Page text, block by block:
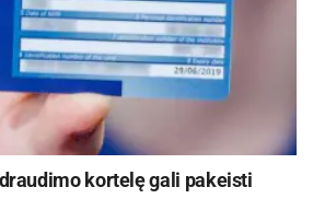
kortelę gali pakeisti